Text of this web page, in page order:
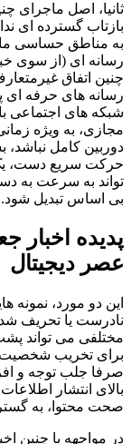
ثانیا، اصل ماجرای
بازتاب گسترده ای
به مناطق حساسی
رسانه ای (از سوی
چنین اتفاق
رسانه های حرفه ای
شبکه های اجتماعی
مجازی، به ویژه
دوربین کامل
حرکت سریع دست،
تواند به سرعت به
بی اساس تبدیل شود.
پدیده اخبار
عصر دیجیتال
این دو مورد،
نادرست یا تحریف
مختلفی می تواند
برای تخریب شخصیت
صرفا جلب توجه و
بالای انتشار
صحت محتوا، به
در مواجهه با چنین